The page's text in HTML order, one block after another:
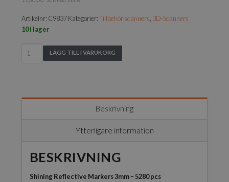
Artikelnr: C9837Kategorier:Tillbehör scanners 3D-Scanners
10 i lager
Reflective
5280
LÄGG TILL I VARUKORG
Beskrivning
Ytterligare information
BESKRIVNING
Shining Reflective Markers 3mm – 5280 pcs